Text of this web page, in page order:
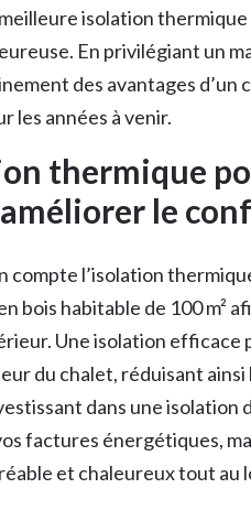
isolation
En privilégiant un
des avantages
les années à venir.
thermique
le
compte l’isolation
bois habitable de 100 m²
Une isolation efficace
du chalet, réduisant
dans une isolation
factures énergétiques,
et chaleureux tout au